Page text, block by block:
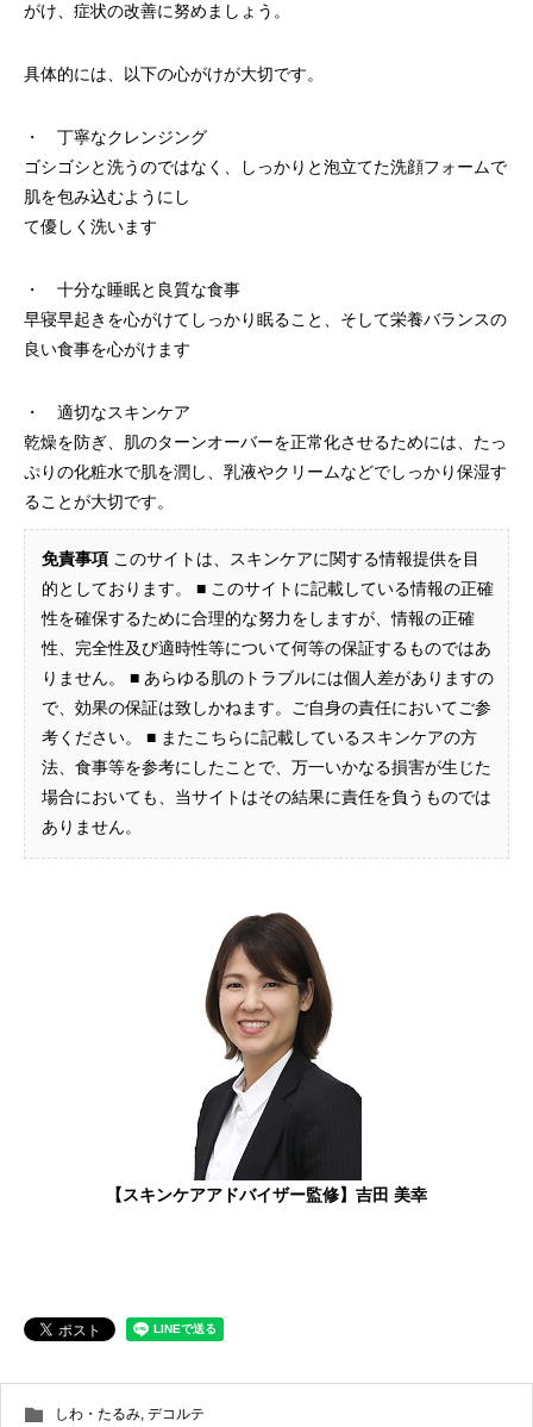
がけ、症状の改善に努めましょう。
具体的には、以下の心がけが大切です。
・ 丁寧なクレンジング
ゴシゴシと洗うのではなく、しっかりと泡立てた洗顔フォームで
肌を包み込むようにし
て優しく洗います
・ 十分な睡眠と良質な食事
早寝早起きを心がけてしっかり眠ること、そして栄養バランスの
良い食事を心がけます
・ 適切なスキンケア
乾燥を防ぎ、肌のターンオーバーを正常化させるためには、たっ
ぷりの化粧水で肌を潤し、乳液やクリームなどでしっかり保湿す
ることが大切です。
免責事項 このサイトは、スキンケアに関する情報提供を目
的としております。 ■ このサイトに記載している情報の正確
性を確保するために合理的な努力をしますが、情報の正確
性、完全性及び適時性等について何等の保証するものではあ
りません。 ■ あらゆる肌のトラブルには個人差がありますの
で、効果の保証は致しかねます。ご自身の責任においてご参
考ください。 ■ またこちらに記載しているスキンケアの方
法、食事等を参考にしたことで、万一いかなる損害が生じた
場合においても、当サイトはその結果に責任を負うものでは
ありません。
【スキンケアアドバイザー監修】吉田 美幸
しわ・たるみ, デコルテ